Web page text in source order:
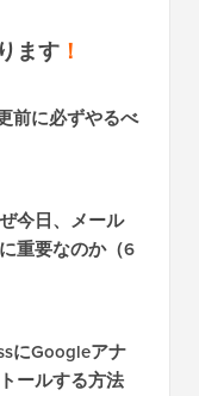
ます ！
前に必ずやるべ
今日、メール
重要なのか（6
にGoogleアナ
ールする方法